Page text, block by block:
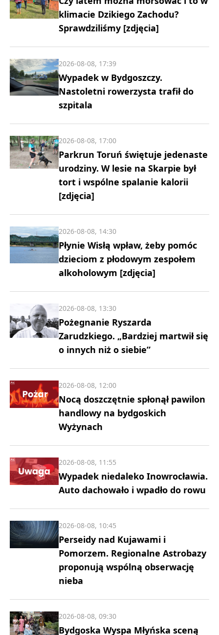
klimacie Dzikiego Zachodu?
Sprawdziliśmy [zdjęcia]
Wypadek w Bydgoszczy.
Nastoletni rowerzysta trafił do
szpitala
2026-08-08, 17:39
Parkrun Toruń świętuje jedenaste
urodziny. W lesie na Skarpie był
tort i wspólne spalanie kalorii
[zdjęcia]
2026-08-08, 17:00
Płynie Wisłą wpław, żeby pomóc
dzieciom z płodowym zespołem
alkoholowym [zdjęcia]
2026-08-08, 14:30
Pożegnanie Ryszarda
Zarudzkiego. „Bardziej martwił się
o innych niż o siebie”
2026-08-08, 13:30
Nocą doszczętnie spłonął pawilon
handlowy na bydgoskich
Wyżynach
2026-08-08, 12:00
Wypadek niedaleko Inowrocławia.
Auto dachowało i wpadło do rowu
2026-08-08, 11:55
Perseidy nad Kujawami i
Pomorzem. Regionalne Astrobazy
proponują wspólną obserwację
nieba
2026-08-08, 10:45
Bydgoska Wyspa Młyńska sceną
2026-08-08, 09:30